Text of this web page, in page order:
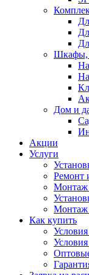
Шкафы,
Дом и
Акции
Услуги
Ремонт
Монтаж
Монтаж
Как купить